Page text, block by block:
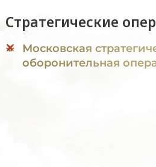
Стратегические
Московская
оборонительная